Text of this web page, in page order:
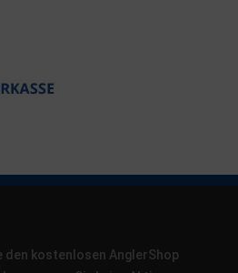
den kostenlosen AnglerShop